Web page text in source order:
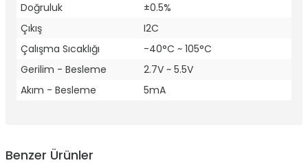
Doğruluk
±0.5%
Çıkış
I2C
Çalışma Sıcaklığı
-40°C ~ 105°C
Gerilim - Besleme
2.7V ~ 5.5V
Akım - Besleme
5mA
Benzer Ürünler